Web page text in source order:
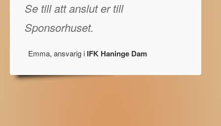
Se till att anslut er till
Sponsorhuset.
Emma, ansvarig i IFK Haninge Dam